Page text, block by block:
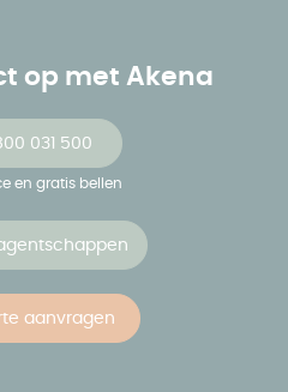
op met Akena
031 500
en gratis bellen
aanvragen